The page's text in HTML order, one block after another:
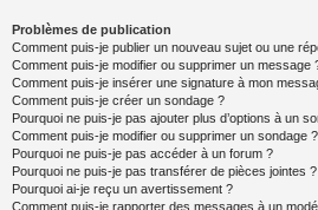
Problèmes de publication
Comment puis-je publier un nouveau sujet ou une
Comment puis-je modifier ou supprimer un message
Comment puis-je insérer une signature à mon
Comment puis-je créer un sondage ?
Pourquoi ne puis-je pas ajouter plus d’options à un
Comment puis-je modifier ou supprimer un sondage ?
Pourquoi ne puis-je pas accéder à un forum ?
Pourquoi ne puis-je pas transférer de pièces jointes ?
Pourquoi ai-je reçu un avertissement ?
Comment puis-je rapporter des messages à un